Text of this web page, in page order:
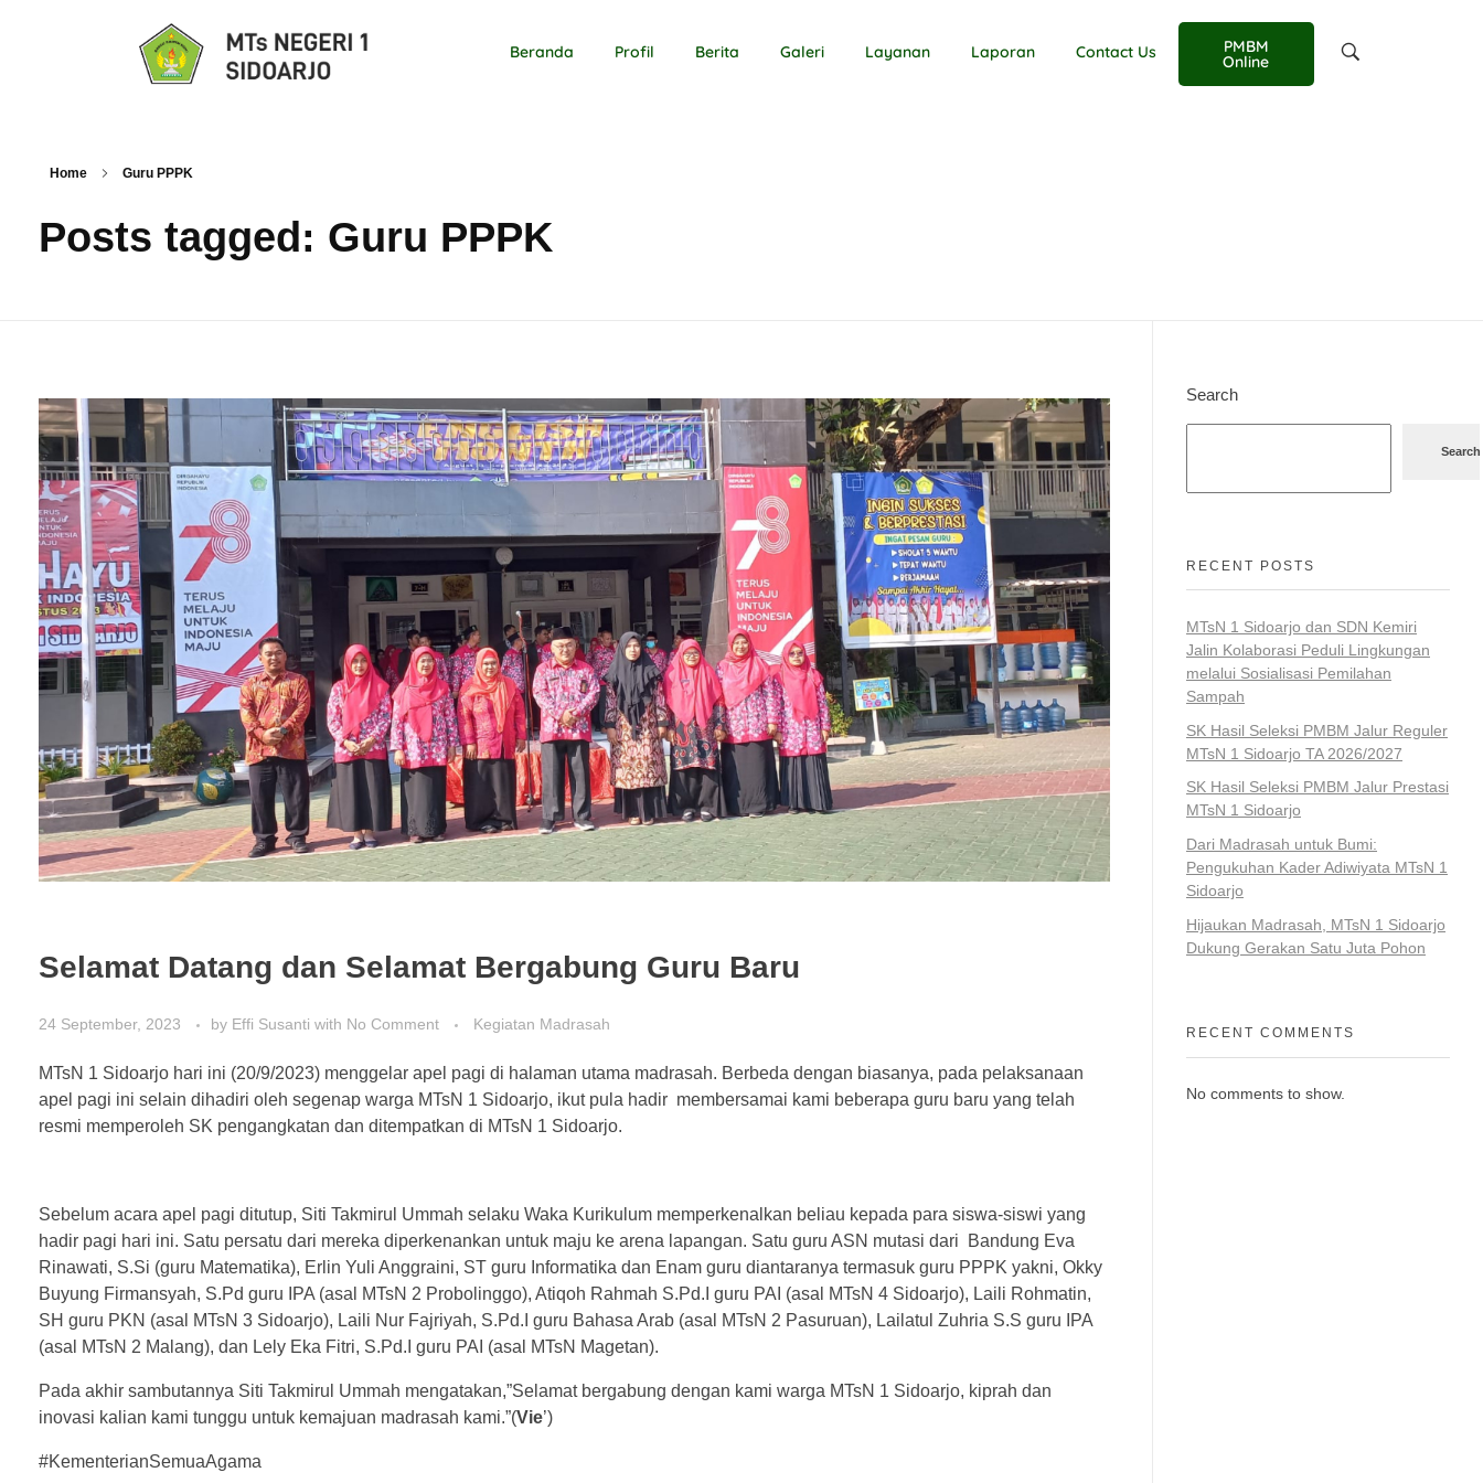
Beranda Profil Berita Galeri Layanan Laporan Contact Us PMBM
Online
Home Guru PPPK
Posts tagged: Guru PPPK
Selamat Datang dan Selamat Bergabung Guru Baru
24 September, 2023 by Effi Susanti with No Comment Kegiatan Madrasah
MTsN 1 Sidoarjo hari ini (20/9/2023) menggelar apel pagi di halaman utama madrasah. Berbeda dengan biasanya, pada pelaksanaan
apel pagi ini selain dihadiri oleh segenap warga MTsN 1 Sidoarjo, ikut pula hadir membersamai kami beberapa guru baru yang telah
resmi memperoleh SK pengangkatan dan ditempatkan di MTsN 1 Sidoarjo.
Sebelum acara apel pagi ditutup, Siti Takmirul Ummah selaku Waka Kurikulum memperkenalkan beliau kepada para siswa-siswi yang
hadir pagi hari ini. Satu persatu dari mereka diperkenankan untuk maju ke arena lapangan. Satu guru ASN mutasi dari Bandung Eva
Rinawati, S.Si (guru Matematika), Erlin Yuli Anggraini, ST guru Informatika dan Enam guru diantaranya termasuk guru PPPK yakni, Okky
Buyung Firmansyah, S.Pd guru IPA (asal MTsN 2 Probolinggo), Atiqoh Rahmah S.Pd.I guru PAI (asal MTsN 4 Sidoarjo), Laili Rohmatin,
SH guru PKN (asal MTsN 3 Sidoarjo), Laili Nur Fajriyah, S.Pd.I guru Bahasa Arab (asal MTsN 2 Pasuruan), Lailatul Zuhria S.S guru IPA
(asal MTsN 2 Malang), dan Lely Eka Fitri, S.Pd.I guru PAI (asal MTsN Magetan).
Pada akhir sambutannya Siti Takmirul Ummah mengatakan,”Selamat bergabung dengan kami warga MTsN 1 Sidoarjo, kiprah dan
inovasi kalian kami tunggu untuk kemajuan madrasah kami.”(Vie’)
#KementerianSemuaAgama
Search
Search
RECENT POSTS
MTsN 1 Sidoarjo dan SDN Kemiri
Jalin Kolaborasi Peduli Lingkungan
melalui Sosialisasi Pemilahan
Sampah
SK Hasil Seleksi PMBM Jalur Reguler
MTsN 1 Sidoarjo TA 2026/2027
SK Hasil Seleksi PMBM Jalur Prestasi
MTsN 1 Sidoarjo
Dari Madrasah untuk Bumi:
Pengukuhan Kader Adiwiyata MTsN 1
Sidoarjo
Hijaukan Madrasah, MTsN 1 Sidoarjo
Dukung Gerakan Satu Juta Pohon
RECENT COMMENTS
No comments to show.